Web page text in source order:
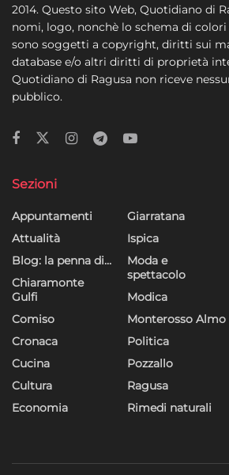
2014. Questo sito Web, Quotidiano di
nomi, logo, nonchè lo schema di
sono soggetti a copyright, diritti sui
database e/o altri diritti di proprietà
Quotidiano di Ragusa non riceve
pubblico.
Sezioni
Appuntamenti
Attualità
Blog: la penna di…
Chiaramonte
Gulfi
Comiso
Cronaca
Cucina
Cultura
Economia
Giarratana
Ispica
Moda e
spettacolo
Modica
Monterosso Almo
Politica
Pozzallo
Ragusa
Rimedi naturali